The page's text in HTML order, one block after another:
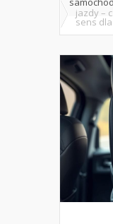
jazdy –
sens